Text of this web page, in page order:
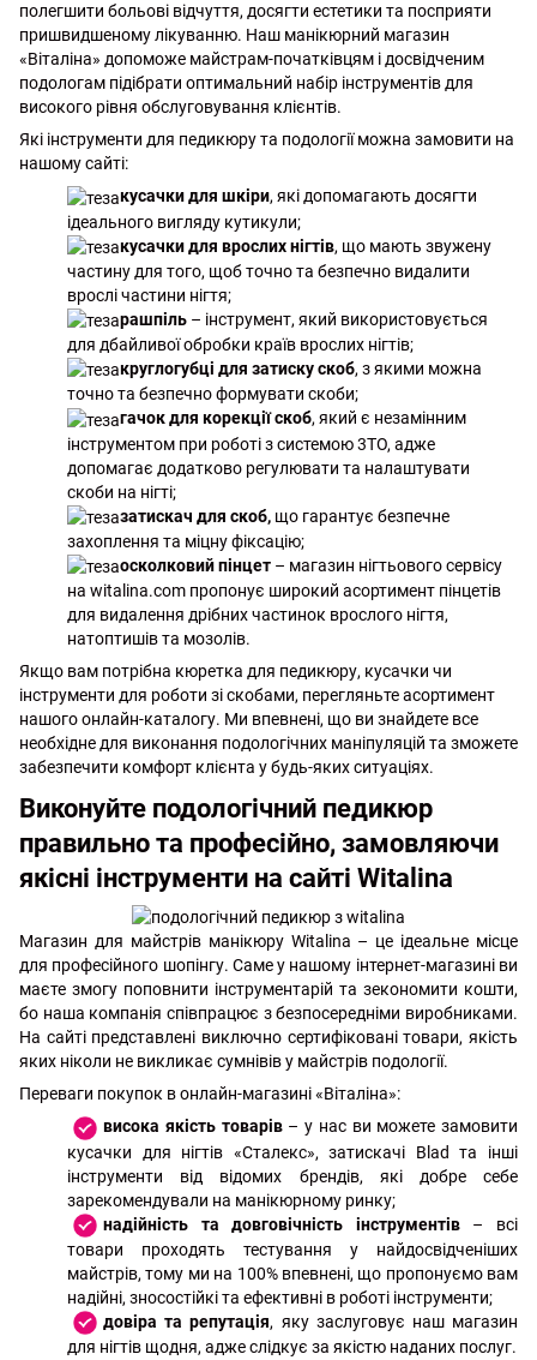
полегшити больові відчуття, досягти естетики та посприяти
пришвидшеному лікуванню. Наш манікюрний магазин
«Віталіна» допоможе майстрам-початківцям і досвідченим
подологам підібрати оптимальний набір інструментів для
високого рівня обслуговування клієнтів.
Які інструменти для педикюру та подології можна замовити на
нашому сайті:
кусачки для шкіри, які допомагають досягти
ідеального вигляду кутикули;
кусачки для врослих нігтів, що мають звужену
частину для того, щоб точно та безпечно видалити
врослі частини нігтя;
рашпіль – інструмент, який використовується
для дбайливої обробки країв врослих нігтів;
круглогубці для затиску скоб, з якими можна
точно та безпечно формувати скоби;
гачок для корекції скоб, який є незамінним
інструментом при роботі з системою 3TO, адже
допомагає додатково регулювати та налаштувати
скоби на нігті;
затискач для скоб, що гарантує безпечне
захоплення та міцну фіксацію;
осколковий пінцет – магазин нігтьового сервісу
на witalina.com пропонує широкий асортимент пінцетів
для видалення дрібних частинок врослого нігтя,
натоптишів та мозолів.
Якщо вам потрібна кюретка для педикюру, кусачки чи
інструменти для роботи зі скобами, перегляньте асортимент
нашого онлайн-каталогу. Ми впевнені, що ви знайдете все
необхідне для виконання подологічних маніпуляцій та зможете
забезпечити комфорт клієнта у будь-яких ситуаціях.
Виконуйте подологічний педикюр
правильно та професійно, замовляючи
якісні інструменти на сайті Witalina
Магазин для майстрів манікюру Witalina – це ідеальне місце
для професійного шопінгу. Саме у нашому інтернет-магазині ви
маєте змогу поповнити інструментарій та зекономити кошти,
бо наша компанія співпрацює з безпосередніми виробниками.
На сайті представлені виключно сертифіковані товари, якість
яких ніколи не викликає сумнівів у майстрів подології.
Переваги покупок в онлайн-магазині «Віталіна»:
висока якість товарів– у нас ви можете замовити
кусачки для нігтів «Сталекс», затискачі Blad та інші
інструменти від відомих брендів, які добре себе
зарекомендували на манікюрному ринку;
надійність та довговічність інструментів– всі
товари проходять тестування у найдосвідченіших
майстрів, тому ми на 100% впевнені, що пропонуємо вам
надійні, зносостійкі та ефективні в роботі інструменти;
довіра та репутація, яку заслуговує наш магазин
для нігтів щодня, адже слідкує за якістю наданих послуг.